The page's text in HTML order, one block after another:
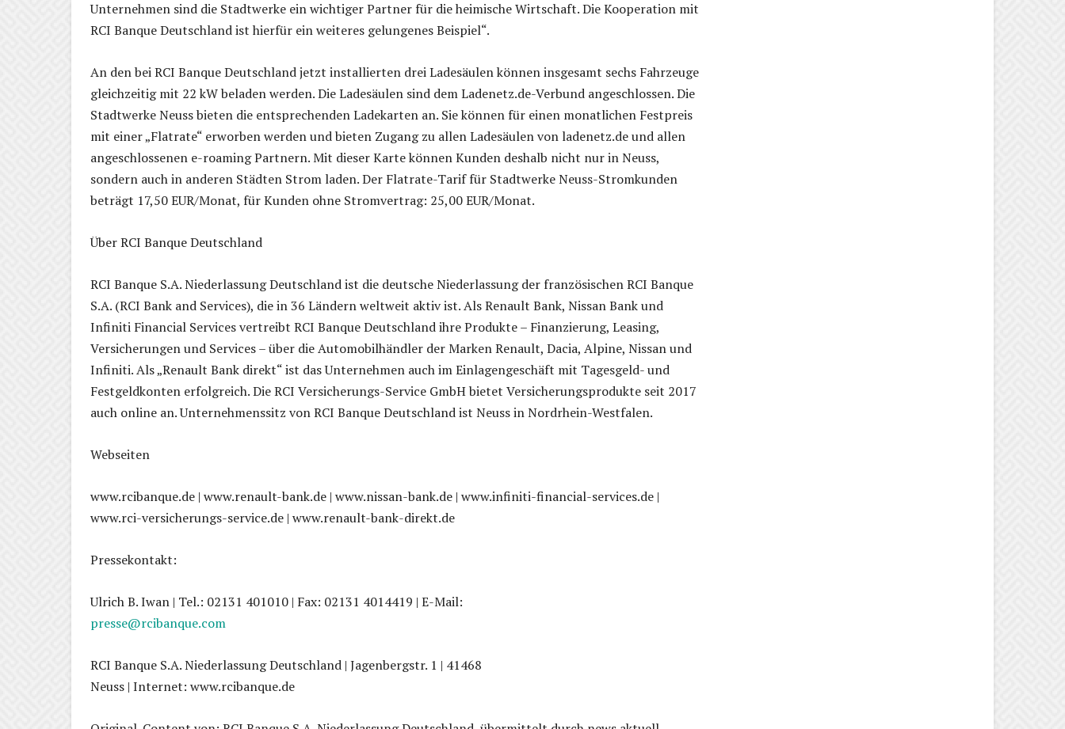
Unternehmen sind die Stadtwerke ein wichtiger Partner für die heimische Wirtschaft. Die Kooperation mit
RCI Banque Deutschland ist hierfür ein weiteres gelungenes Beispiel“.
An den bei RCI Banque Deutschland jetzt installierten drei Ladesäulen können insgesamt sechs Fahrzeuge
gleichzeitig mit 22 kW beladen werden. Die Ladesäulen sind dem Ladenetz.de-Verbund angeschlossen. Die
Stadtwerke Neuss bieten die entsprechenden Ladekarten an. Sie können für einen monatlichen Festpreis
mit einer „Flatrate“ erworben werden und bieten Zugang zu allen Ladesäulen von ladenetz.de und allen
angeschlossenen e-roaming Partnern. Mit dieser Karte können Kunden deshalb nicht nur in Neuss,
sondern auch in anderen Städten Strom laden. Der Flatrate-Tarif für Stadtwerke Neuss-Stromkunden
beträgt 17,50 EUR/Monat, für Kunden ohne Stromvertrag: 25,00 EUR/Monat.
Über RCI Banque Deutschland
RCI Banque S.A. Niederlassung Deutschland ist die deutsche Niederlassung der französischen RCI Banque
S.A. (RCI Bank and Services), die in 36 Ländern weltweit aktiv ist. Als Renault Bank, Nissan Bank und
Infiniti Financial Services vertreibt RCI Banque Deutschland ihre Produkte – Finanzierung, Leasing,
Versicherungen und Services – über die Automobilhändler der Marken Renault, Dacia, Alpine, Nissan und
Infiniti. Als „Renault Bank direkt“ ist das Unternehmen auch im Einlagengeschäft mit Tagesgeld- und
Festgeldkonten erfolgreich. Die RCI Versicherungs-Service GmbH bietet Versicherungsprodukte seit 2017
auch online an. Unternehmenssitz von RCI Banque Deutschland ist Neuss in Nordrhein-Westfalen.
Webseiten
www.rcibanque.de | www.renault-bank.de | www.nissan-bank.de | www.infiniti-financial-services.de |
www.rci-versicherungs-service.de | www.renault-bank-direkt.de
Pressekontakt:
Ulrich B. Iwan | Tel.: 02131 401010 | Fax: 02131 4014419 | E-Mail:
presse@rcibanque.com
RCI Banque S.A. Niederlassung Deutschland | Jagenbergstr. 1 | 41468
Neuss | Internet: www.rcibanque.de